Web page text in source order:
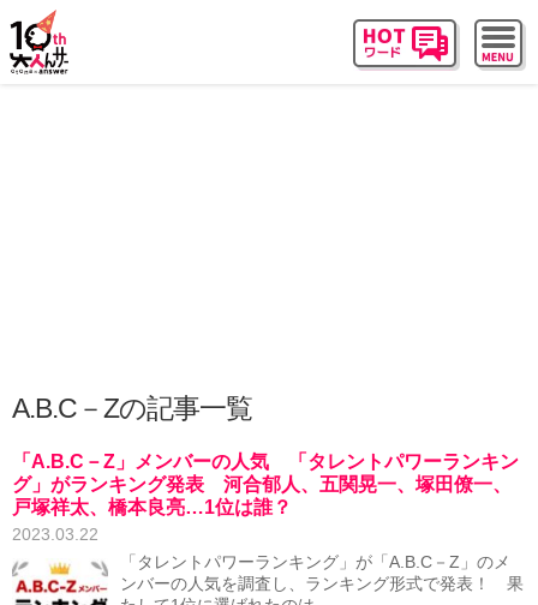
A.B.C－Zの記事一覧
「A.B.C－Z」メンバーの人気 「タレントパワーランキン
グ」がランキング発表 河合郁人、五関晃一、塚田僚一、
戸塚祥太、橋本良亮…1位は誰？
2023.03.22
「タレントパワーランキング」が「A.B.C－Z」のメ
ンバーの人気を調査し、ランキング形式で発表！ 果